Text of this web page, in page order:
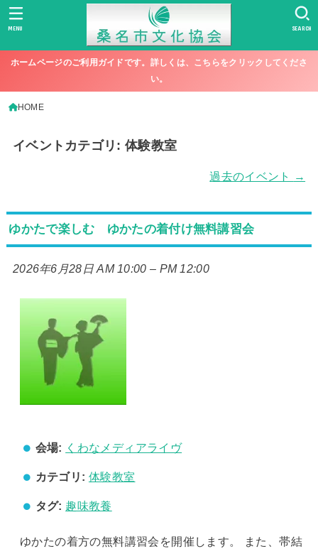
SEARCH
MENU
ホームページのご利用ガイドです。詳しくは、こちらをクリックしてくださ
い。
HOME
イベントカテゴリ: 体験教室
過去のイベント →
ゆかたで楽しむ ゆかたの着付け無料講習会
2026年6月28日 AM 10:00 – PM 12:00
会場: くわなメディアライヴ
カテゴリ: 体験教室
タグ: 趣味教養
ゆかたの着方の無料講習会を開催します。 また、帯結